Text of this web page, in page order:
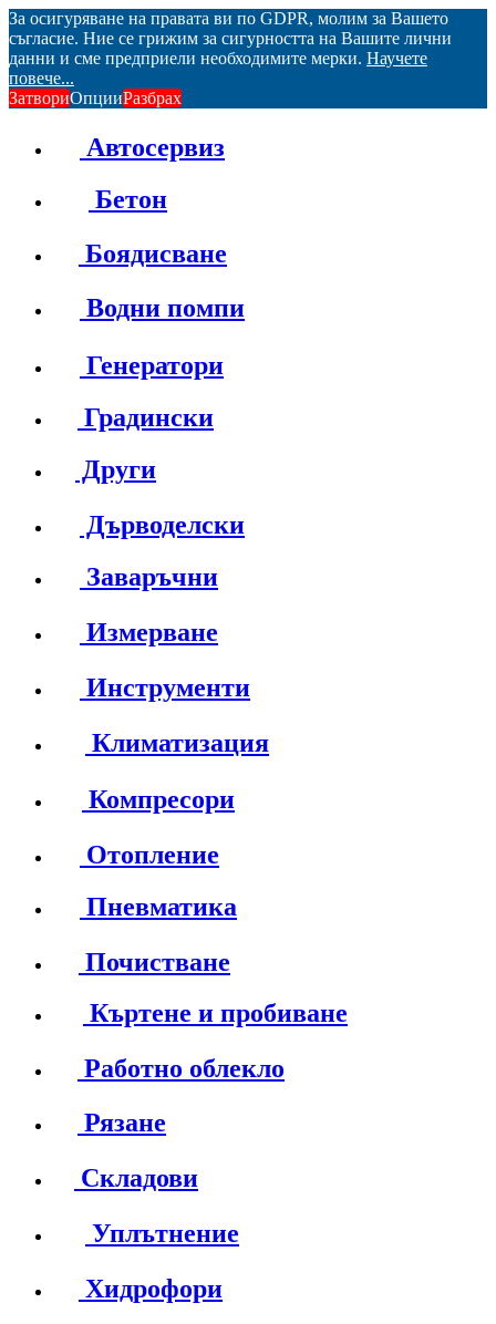
За осигуряване на правата ви по GDPR, молим за Вашето
съгласие. Ние се грижим за сигурността на Вашите лични
данни и сме предприели необходимите мерки. Научете
повече...
ЗатвориОпцииРазбрах
Автосервиз
Бетон
Боядисване
Водни помпи
Генератори
Градински
Други
Дърводелски
Заваръчни
Измерване
Инструменти
Климатизация
Компресори
Отопление
Пневматика
Почистване
Къртене и пробиване
Работно облекло
Рязане
Складови
Уплътнение
Хидрофори